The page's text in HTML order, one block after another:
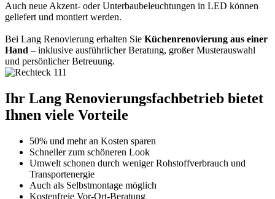
Auch neue Akzent- oder Unterbaubeleuchtungen in LED können
geliefert und montiert werden.
Bei Lang Renovierung erhalten Sie Küchenrenovierung aus einer
Hand – inklusive ausführlicher Beratung, großer Musterauswahl
und persönlicher Betreuung.
Ihr Lang Renovierungsfachbetrieb bietet
Ihnen viele Vorteile
50% und mehr an Kosten sparen
Schneller zum schöneren Look
Umwelt schonen durch weniger Rohstoffverbrauch und
Transportenergie
Auch als Selbstmontage möglich
Kostenfreie Vor-Ort-Beratung